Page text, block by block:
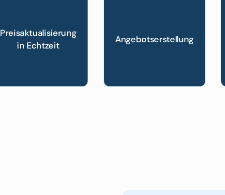
Preisaktualisierung
in Echtzeit
Angebotserstellung